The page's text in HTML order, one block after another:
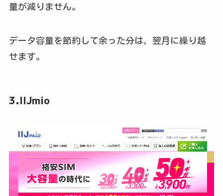
量が減りません。
データ容量を節約して余った分は、翌月に繰り越
せます。
3.IIJmio